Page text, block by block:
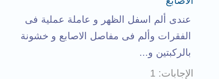
عندى ألم اسفل الظهر و عاملة عملية فى
الفقرات وألم فى مفاصل الاصابع و خشونة
بالركبتين و...
الإجابات
1